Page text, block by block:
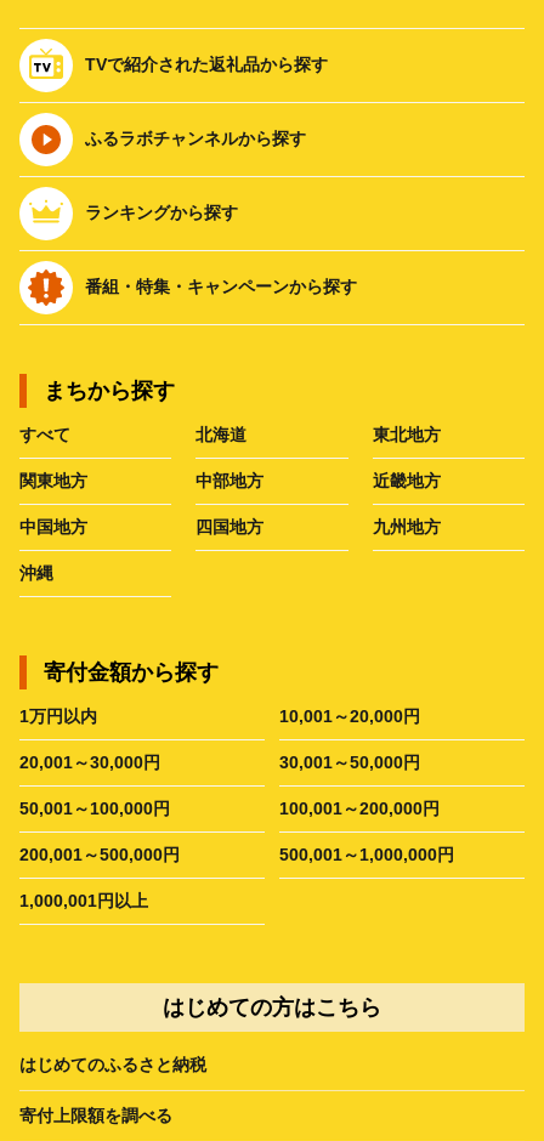
TVで紹介された返礼品から探す
ふるラボチャンネルから探す
ランキングから探す
番組・特集・キャンペーンから探す
まちから探す
すべて 北海道 東北地方
関東地方 中部地方 近畿地方
中国地方 四国地方 九州地方
沖縄
寄付金額から探す
1万円以内 10,001～20,000円
20,001～30,000円 30,001～50,000円
50,001～100,000円 100,001～200,000円
200,001～500,000円 500,001～1,000,000円
1,000,001円以上
はじめての方はこちら
はじめてのふるさと納税
寄付上限額を調べる